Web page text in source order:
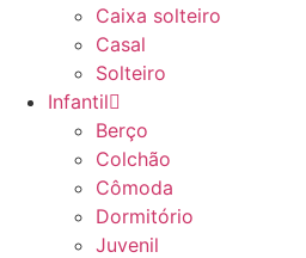
Caixa solteiro
Casal
Solteiro
Infantil
Berço
Colchão
Cômoda
Dormitório
Juvenil